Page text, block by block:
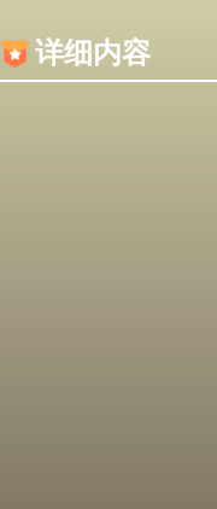
详细内容